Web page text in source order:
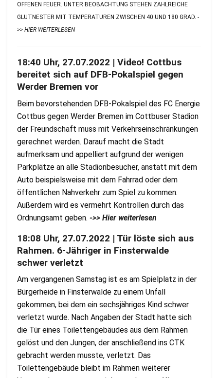
FFENEN FEUER. UNTER BEOBACHTUNG STEHEN ZAHLREICHE G
LUTNESTER MIT TEMPERATUREN ZWISCHEN 40 UND 180 GRAD. -
>> HIER WEITERLESEN
18:40 Uhr, 27.07.2022 | Video! Cottbus
bereitet sich auf DFB-Pokalspiel gegen
Werder Bremen vor
Beim bevorstehenden DFB-Pokalspiel des FC Energie
Cottbus gegen Werder Bremen im Cottbuser Stadion
der Freundschaft muss mit Verkehrseinschränkungen
gerechnet werden. Darauf macht die Stadt
aufmerksam und appelliert aufgrund der wenigen
Parkplätze an alle Stadionbesucher, anstatt mit dem
Auto beispielsweise mit dem Fahrrad oder dem
öffentlichen Nahverkehr zum Spiel zu kommen.
Außerdem wird es vermehrt Kontrollen durch das
Ordnungsamt geben. ->> Hier weiterlesen
18:08 Uhr, 27.07.2022 | Tür löste sich aus
Rahmen. 6-Jähriger in Finsterwalde
schwer verletzt
Am vergangenen Samstag ist es am Spielplatz in der
Bürgerheide in Finsterwalde zu einem Unfall
gekommen, bei dem ein sechsjähriges Kind schwer
verletzt wurde. Nach Angaben der Stadt hatte sich
die Tür eines Toilettengebäudes aus dem Rahmen
gelöst und den Jungen, der anschließend ins CTK
gebracht werden musste, verletzt. Das
Toilettengebäude bleibt im Rahmen weiterer